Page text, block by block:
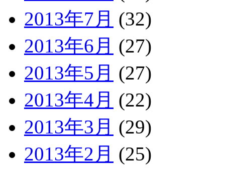
2013年7月 (32)
2013年6月 (27)
2013年5月 (27)
2013年4月 (22)
2013年3月 (29)
2013年2月 (25)